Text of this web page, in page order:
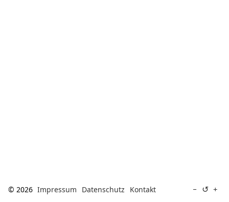
© 2026 Impressum Datenschutz Kontakt − ↺ +